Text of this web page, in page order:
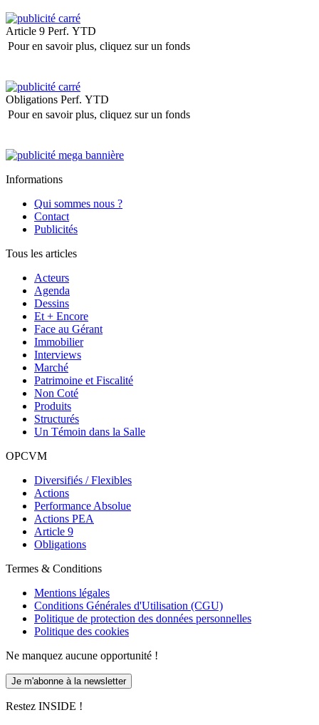
Article 9 Perf. YTD
Pour en savoir plus, cliquez sur un fonds
Obligations Perf. YTD
Pour en savoir plus, cliquez sur un fonds
Informations
Qui sommes nous ?
Contact
Publicités
Tous les articles
Acteurs
Agenda
Dessins
Et + Encore
Face au Gérant
Immobilier
Interviews
Marché
Patrimoine et Fiscalité
Non Coté
Produits
Structurés
Un Témoin dans la Salle
OPCVM
Diversifiés / Flexibles
Actions
Performance Absolue
Actions PEA
Article 9
Obligations
Termes & Conditions
Mentions légales
Conditions Générales d'Utilisation (CGU)
Politique de protection des données personnelles
Politique des cookies
Ne manquez aucune opportunité !
Je m'abonne à la newsletter
Restez INSIDE !